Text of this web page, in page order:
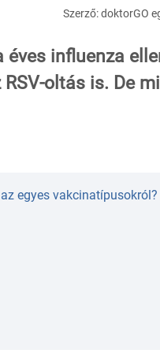
Szerző: doktorGO
influenza
oltás is. De
egyes vakcinatípusokról?